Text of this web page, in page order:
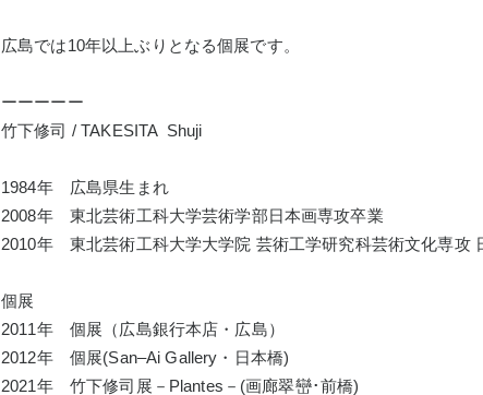
広島では10年以上ぶりとなる個展です。
ーーーーー
竹下修司 / TAKESITA Shuji
1984年 広島県生まれ
2008年 東北芸術工科大学芸術学部日本画専攻卒業
2010年 東北芸術工科大学大学院 芸術工学研究科芸術文化専攻
個展
2011年 個展（広島銀行本店・広島）
2012年 個展(San–Ai Gallery・日本橋)
2021年 竹下修司展－Plantes－(画廊翠巒･前橋)